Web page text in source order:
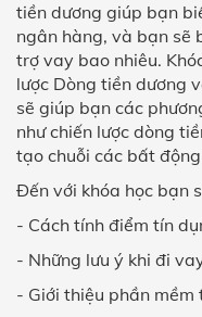
tiền dương giúp bạn
ngân hàng, và bạn sẽ
trợ vay bao nhiêu.
lược Dòng tiền dương
sẽ giúp bạn các
như chiến lược dòng
tạo chuỗi các bất
Đến với khóa học bạn
- Cách tính điểm tín
- Những lưu ý khi đi
- Giới thiệu phần